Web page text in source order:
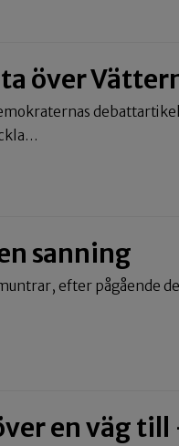
över
sanning
efter pågående
en väg